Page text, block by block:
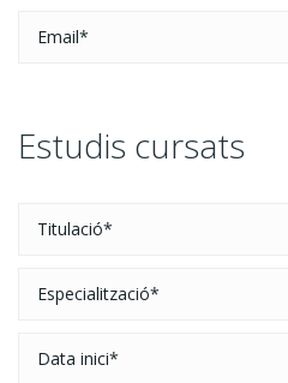
Estudis cursats